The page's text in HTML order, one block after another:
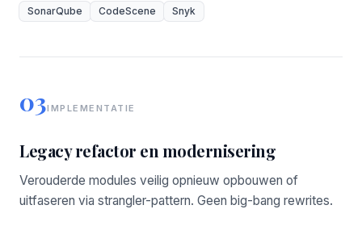
SonarQube CodeScene Snyk
03IMPLEMENTATIE
Legacy refactor en modernisering
Verouderde modules veilig opnieuw opbouwen of
uitfaseren via strangler-pattern. Geen big-bang rewrites.